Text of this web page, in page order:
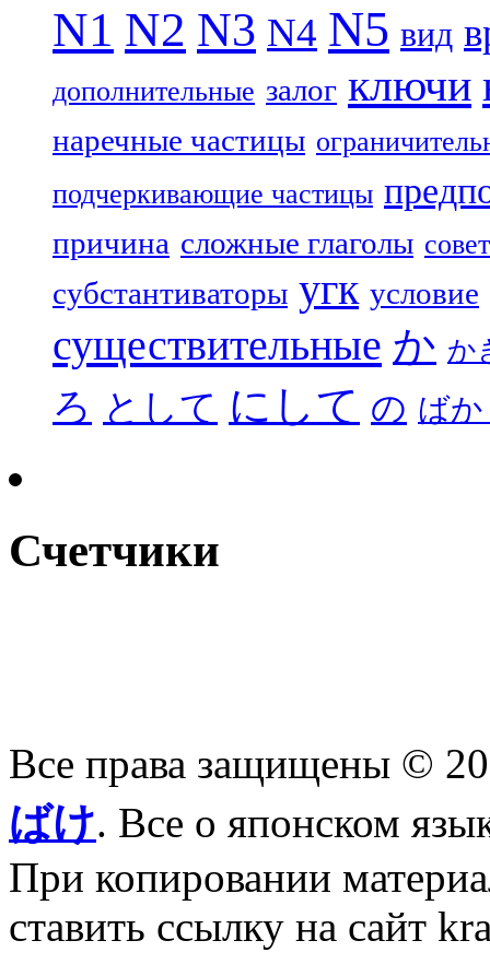
N1 N2 N3 N4 N5 вид
дополнительные залог ключи
наречные частицы
подчеркивающие частицы
причина сложные глаголы совет
субстантиваторы угк условие
существительные か か
ろ として にして の ば
Счетчики
Все права защищены ©
ばけ. Все о японском
При копировании
ставить ссылку на сайт